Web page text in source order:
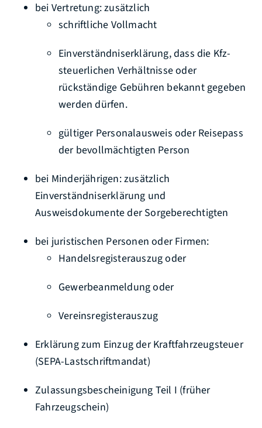
bei Vertretung: zusätzlich
schriftliche Vollmacht
Einverständniserklärung, dass die Kfz-
steuerlichen Verhältnisse oder
rückständige Gebühren bekannt gegeben
werden dürfen.
gültiger Personalausweis oder Reisepass
der bevollmächtigten Person
bei Minderjährigen: zusätzlich
Einverständniserklärung und
Ausweisdokumente der Sorgeberechtigten
bei juristischen Personen oder Firmen:
Handelsregisterauszug oder
Gewerbeanmeldung oder
Vereinsregisterauszug
Erklärung zum Einzug der Kraftfahrzeugsteuer
(SEPA-Lastschriftmandat)
Zulassungsbescheinigung Teil I (früher
Fahrzeugschein)